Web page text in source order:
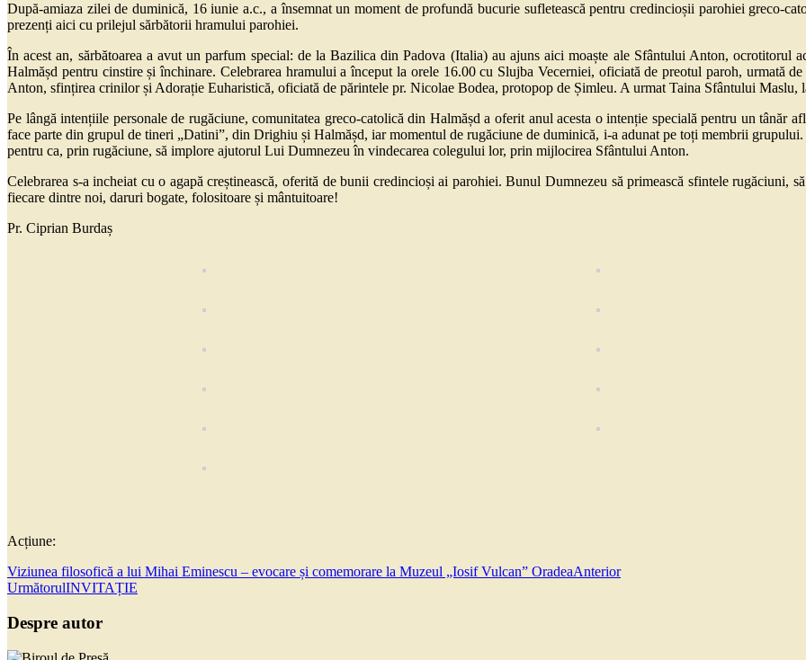
După-amiaza zilei de duminică, 16 iunie a.c., a însemnat un moment de profundă bucurie sufletească pentru credincioșii parohiei greco-
prezenți aici cu prilejul sărbătorii hramului parohiei.
În acest an, sărbătoarea a avut un parfum special: de la Bazilica din Padova (Italia) au ajuns aici moaște ale Sfântului Anton, ocrotitorul
Halmășd pentru cinstire și închinare. Celebrarea hramului a început la orele 16.00 cu Slujba Vecerniei, oficiată de preotul paroh, urmată
Anton, sfințirea crinilor și Adorație Euharistică, oficiată de părintele pr. Nicolae Bodea, protopop de Șimleu. A urmat Taina Sfântului Maslu,
Pe lângă intențiile personale de rugăciune, comunitatea greco-catolică din Halmășd a oferit anul acesta o intenție specială pentru un tânăr
face parte din grupul de tineri „Datini”, din Drighiu și Halmășd, iar momentul de rugăciune de duminică, i-a adunat pe toți membrii
pentru ca, prin rugăciune, să implore ajutorul Lui Dumnezeu în vindecarea colegului lor, prin mijlocirea Sfântului Anton.
Celebrarea s-a incheiat cu o agapă creștinească, oferită de bunii credincioși ai parohiei. Bunul Dumnezeu să primească sfintele rugăciuni,
fiecare dintre noi, daruri bogate, folositoare și mântuitoare!
Pr. Ciprian Burdaș
Acțiune:
Viziunea filosofică a lui Mihai Eminescu – evocare și comemorare la Muzeul „Iosif Vulcan” OradeaAnterior
UrmătorulINVITAȚIE
Despre autor